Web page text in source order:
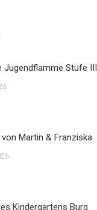
Jugendflamme Stufe III
Martin & Franziska
Kindergartens Burg